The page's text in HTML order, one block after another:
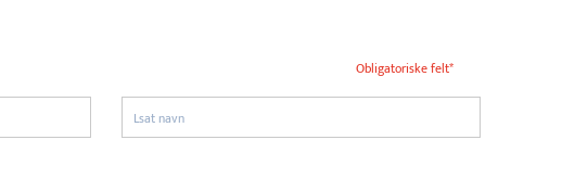
Obligatoriske felt*